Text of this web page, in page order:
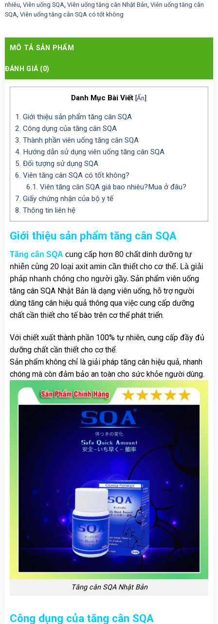
nhiêu Viên uống SQA Viên uống tăng cân Nhật Bản Viên uống tăng cân
SQA Viên uống tăng cân SQA có tốt không
MÔ TẢ SẢN PHẨM
ĐÁNH GIÁ (0)
Danh Mục Bài Viết [Ẩn]
1. Giới thiệu sản phẩm tăng cân SQA
2. Công dụng của tăng cân SQA
3. Thành phần viên uống tăng cân SQA
4. Hướng dẫn sử dụng viên uống tăng cân SQA
5. Đối tượng sử dụng SQA
6. Viên tăng cân SQA có tốt không?
6.1. Viên tăng cân SQA giá bao nhiêu?Mua ở đâu?
7. Giấy chứng nhận của bộ y tế
8. Thông tin liên hệ
Giới thiệu sản phẩm tăng cân SQA
Tăng cân SQA cung cấp hơn 80 chất dinh dưỡng tự
nhiên cùng 20 loại axit amin cần thiết cho cơ thể. Là giải
pháp nhanh chóng cho người gầy. Sản phẩm viên uống
tăng cân SQA Nhật Bản là dạng viên uống, hỗ trợ người
dùng tăng cân hiệu quả thông qua việc cung cấp dưỡng
chất cần thiết cho tế bào trên cơ thể phát triển.
Với chiết xuất thành phần 100% tự nhiên, cung cấp đầy đủ
dưỡng chất cần thiết cho cơ thể.
Sản phẩm không chỉ là giải pháp tăng cân hiệu quả, nhanh
chóng mà còn đảm bảo an toàn cho sức khỏe người dùng.
Tăng cân SQA Nhật Bản
Công dụng của tăng cân SQA